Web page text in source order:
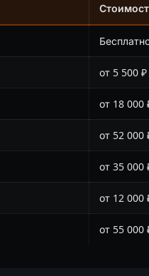
от 5 500 ₽
от 18 000
от 52 000
от 35 000
от 12 000
от 55 000